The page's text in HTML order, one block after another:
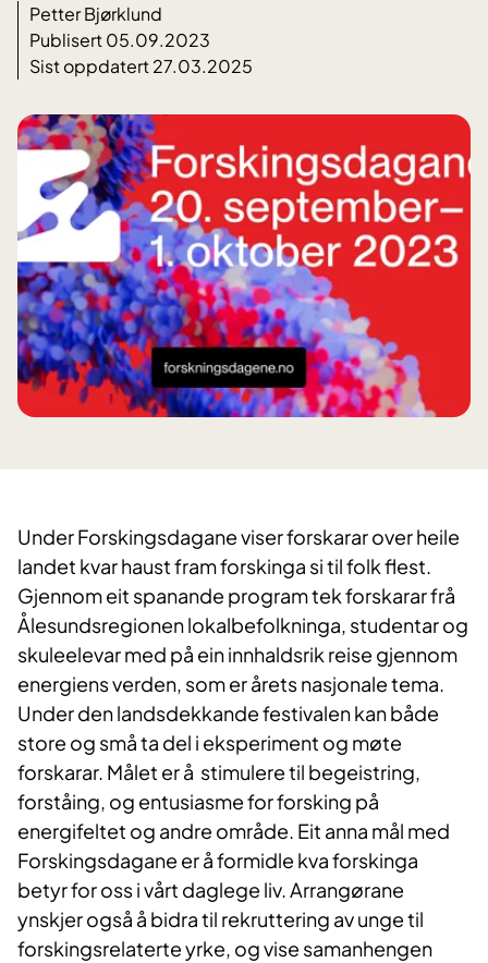
Petter Bjørklund
Publisert 05.09.2023
Sist oppdatert 27.03.2025
Under Forskingsdagane viser forskarar over heile
landet kvar haust fram forskinga si til folk flest.
Gjennom eit spanande program tek forskarar frå
Ålesundsregionen lokalbefolkninga, studentar og
skuleelevar med på ein innhaldsrik reise gjennom
energiens verden, som er årets nasjonale tema.
Under den landsdekkande festivalen kan både
store og små ta del i eksperiment og møte
forskarar. Målet er å stimulere til begeistring,
forståing, og entusiasme for forsking på
energifeltet og andre område. Eit anna mål med
Forskingsdagane er å formidle kva forskinga
betyr for oss i vårt daglege liv. Arrangørane
ynskjer også å bidra til rekruttering av unge til
forskingsrelaterte yrke, og vise samanhengen